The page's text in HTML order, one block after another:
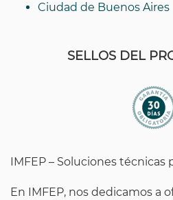
Ciudad de Buenos Aires
SELLOS DEL
IMFEP – Soluciones técnicas
En IMFEP, nos dedicamos a